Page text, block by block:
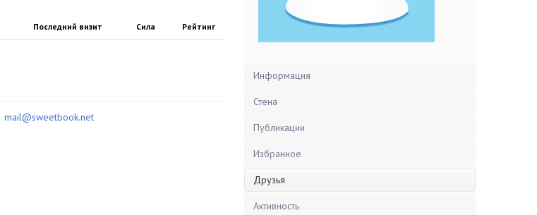
Последний визит Сила Рейтинг
mail@sweetbook.net
Информация
Стена
Публикации
Избранное
Друзья
Активность